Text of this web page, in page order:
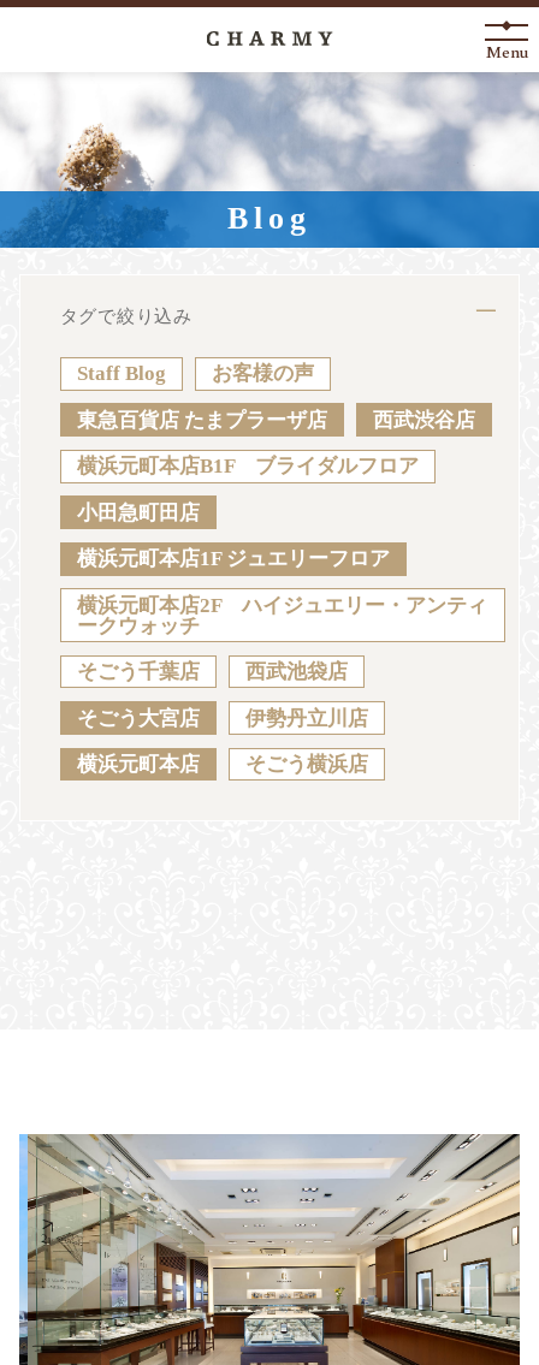
New Arrival
About
Engagement Ring
Anniversary
News Blog
Sustainability Voice Catalog
JA EN CH KO
Menu
Blog
タグで絞り込み
Staff Blog お客様の声
東急百貨店 たまプラーザ店 西武渋谷店
横浜元町本店B1F ブライダルフロア
小田急町田店
横浜元町本店1F ジュエリーフロア
横浜元町本店2F ハイジュエリー・アンティ
ークウォッチ
そごう千葉店 西武池袋店
そごう大宮店 伊勢丹立川店
横浜元町本店 そごう横浜店